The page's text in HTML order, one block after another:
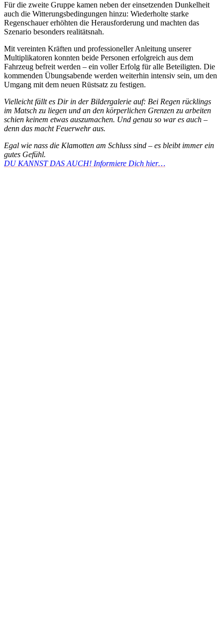
Für die zweite Gruppe kamen neben der einsetzenden Dunkelheit
auch die Witterungsbedingungen hinzu: Wiederholte starke
Regenschauer erhöhten die Herausforderung und machten das
Szenario besonders realitätsnah.
Mit vereinten Kräften und professioneller Anleitung unserer
Multiplikatoren konnten beide Personen erfolgreich aus dem
Fahrzeug befreit werden – ein voller Erfolg für alle Beteiligten. Die
kommenden Übungsabende werden weiterhin intensiv sein, um den
Umgang mit dem neuen Rüstsatz zu festigen.
Vielleicht fällt es Dir in der Bildergalerie auf: Bei Regen rücklings
im Matsch zu liegen und an den körperlichen Grenzen zu arbeiten
schien keinem etwas auszumachen. Und genau so war es auch –
denn das macht Feuerwehr aus.
Egal wie nass die Klamotten am Schluss sind – es bleibt immer ein
gutes Gefühl.
DU KANNST DAS AUCH! Informiere Dich hier…